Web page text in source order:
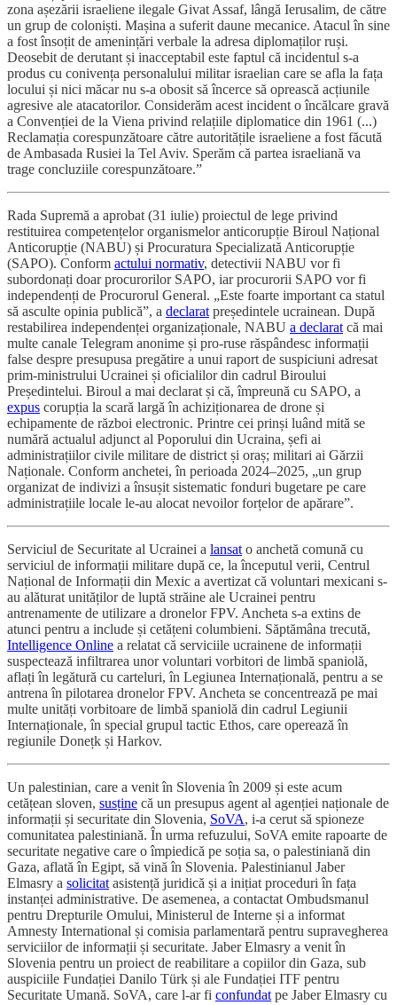
zona așezării israeliene ilegale Givat Assaf, lângă Ierusalim, de către
un grup de coloniști. Mașina a suferit daune mecanice. Atacul în sine
a fost însoțit de amenințări verbale la adresa diplomaților ruși.
Deosebit de derutant și inacceptabil este faptul că incidentul s-a
produs cu conivența personalului militar israelian care se afla la fața
locului și nici măcar nu s-a obosit să încerce să oprească acțiunile
agresive ale atacatorilor. Considerăm acest incident o încălcare gravă
a Convenției de la Viena privind relațiile diplomatice din 1961 (...)
Reclamația corespunzătoare către autoritățile israeliene a fost făcută
de Ambasada Rusiei la Tel Aviv. Sperăm că partea israeliană va
trage concluziile corespunzătoare.”
Rada Supremă a aprobat (31 iulie) proiectul de lege privind
restituirea competențelor organismelor anticorupție Biroul Național
Anticorupție (NABU) și Procuratura Specializată Anticorupție
(SAPO). Conform actului normativ, detectivii NABU vor fi
subordonați doar procurorilor SAPO, iar procurorii SAPO vor fi
independenți de Procurorul General. „Este foarte important ca statul
să asculte opinia publică”, a declarat președintele ucrainean. După
restabilirea independenței organizaționale, NABU a declarat că mai
multe canale Telegram anonime și pro-ruse răspândesc informații
false despre presupusa pregătire a unui raport de suspiciuni adresat
prim-ministrului Ucrainei și oficialilor din cadrul Biroului
Președintelui. Biroul a mai declarat și că, împreună cu SAPO, a
expus corupția la scară largă în achiziționarea de drone și
echipamente de război electronic. Printre cei prinși luând mită se
numără actualul adjunct al Poporului din Ucraina, șefi ai
administrațiilor civile militare de district și oraș; militari ai Gărzii
Naționale. Conform anchetei, în perioada 2024–2025, „un grup
organizat de indivizi a însușit sistematic fonduri bugetare pe care
administrațiile locale le-au alocat nevoilor forțelor de apărare”.
Serviciul de Securitate al Ucrainei a lansat o anchetă comună cu
serviciul de informații militare după ce, la începutul verii, Centrul
Național de Informații din Mexic a avertizat că voluntari mexicani s-
au alăturat unităților de luptă străine ale Ucrainei pentru
antrenamente de utilizare a dronelor FPV. Ancheta s-a extins de
atunci pentru a include și cetățeni columbieni. Săptămâna trecută,
Intelligence Online a relatat că serviciile ucrainene de informații
suspectează infiltrarea unor voluntari vorbitori de limbă spaniolă,
aflați în legătură cu carteluri, în Legiunea Internațională, pentru a se
antrena în pilotarea dronelor FPV. Ancheta se concentrează pe mai
multe unități vorbitoare de limbă spaniolă din cadrul Legiunii
Internaționale, în special grupul tactic Ethos, care operează în
regiunile Donețk și Harkov.
Un palestinian, care a venit în Slovenia în 2009 și este acum
cetățean sloven, susține că un presupus agent al agenției naționale de
informații și securitate din Slovenia, SoVA, i-a cerut să spioneze
comunitatea palestiniană. În urma refuzului, SoVA emite rapoarte de
securitate negative care o împiedică pe soția sa, o palestiniană din
Gaza, aflată în Egipt, să vină în Slovenia. Palestinianul Jaber
Elmasry a solicitat asistență juridică și a inițiat proceduri în fața
instanței administrative. De asemenea, a contactat Ombudsmanul
pentru Drepturile Omului, Ministerul de Interne și a informat
Amnesty International și comisia parlamentară pentru supravegherea
serviciilor de informații și securitate. Jaber Elmasry a venit în
Slovenia pentru un proiect de reabilitare a copiilor din Gaza, sub
auspiciile Fundației Danilo Türk și ale Fundației ITF pentru
Securitate Umană. SoVA, care l-ar fi confundat pe Jaber Elmasry cu